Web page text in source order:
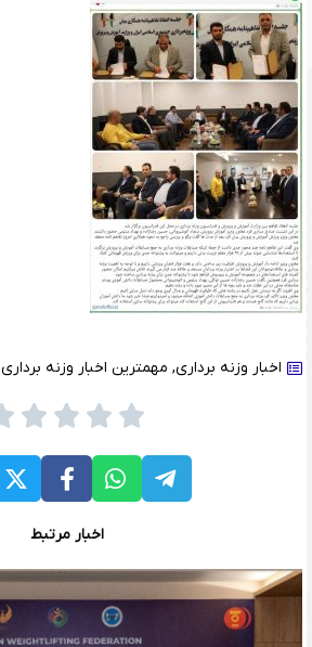
اخبار وزنه برداری, مهمترین اخبار وزنه برداری
اخبار مرتبط